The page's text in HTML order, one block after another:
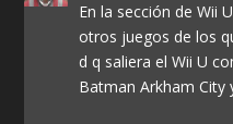
En la sección de Wii
otros juegos de los
d q saliera el Wii U
Batman Arkham City